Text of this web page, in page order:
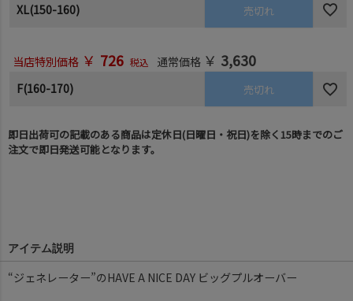
XL(150-160) 売切れ
当店特別価格 ￥ 726 税込 通常価格 ￥ 3,630
F(160-170) 売切れ
即日出荷可の記載のある商品は定休日(日曜日・祝日)を除く15時までのご
注文で即日発送可能となります。
アイテム説明
“ジェネレーター”のHAVE A NICE DAY ビッグプルオーバー